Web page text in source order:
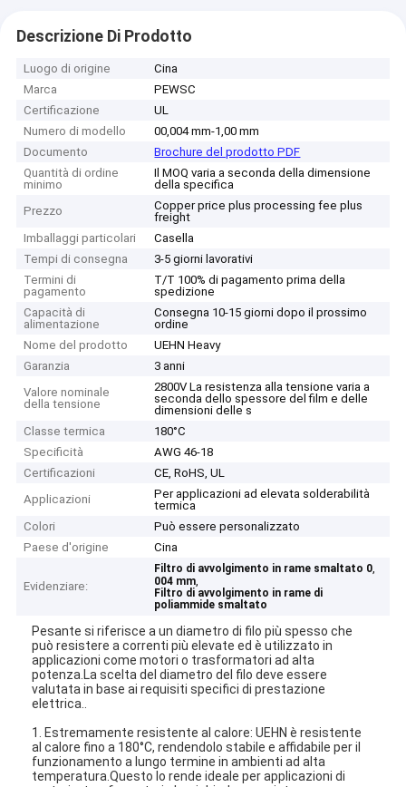
Descrizione Di Prodotto
Luogo di origine
Cina
Marca
PEWSC
Certificazione
UL
Numero di modello
00,004 mm-1,00 mm
Documento
Brochure del prodotto PDF
Quantità di ordine
minimo
Il MOQ varia a seconda della dimensione
della specifica
Prezzo
Copper price plus processing fee plus
freight
Imballaggi particolari
Casella
Tempi di consegna
3-5 giorni lavorativi
Termini di
pagamento
T/T 100% di pagamento prima della
spedizione
Capacità di
alimentazione
Consegna 10-15 giorni dopo il prossimo
ordine
Nome del prodotto
UEHN Heavy
Garanzia
3 anni
Valore nominale
della tensione
2800V La resistenza alla tensione varia a
seconda dello spessore del film e delle
dimensioni delle s
Classe termica
180°C
Specificità
AWG 46-18
Certificazioni
CE, RoHS, UL
Applicazioni
Per applicazioni ad elevata solderabilità
termica
Colori
Può essere personalizzato
Paese d'origine
Cina
Evidenziare:
Filtro di avvolgimento in rame smaltato 0,
004 mm,
Filtro di avvolgimento in rame di
poliammide smaltato
Pesante si riferisce a un diametro di filo più spesso che
può resistere a correnti più elevate ed è utilizzato in
applicazioni come motori o trasformatori ad alta
potenza.La scelta del diametro del filo deve essere
valutata in base ai requisiti specifici di prestazione
elettrica..
1. Estremamente resistente al calore: UEHN è resistente
al calore fino a 180°C, rendendolo stabile e affidabile per il
funzionamento a lungo termine in ambienti ad alta
temperatura.Questo lo rende ideale per applicazioni di